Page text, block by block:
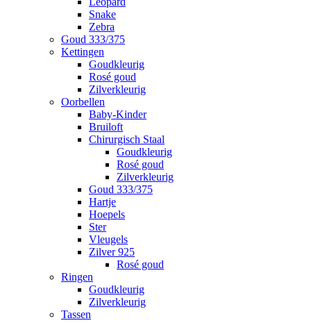
Snake
Zebra
Goud 333/375
Kettingen
Goudkleurig
Rosé goud
Zilverkleurig
Oorbellen
Baby-Kinder
Bruiloft
Chirurgisch Staal
Goudkleurig
Rosé goud
Zilverkleurig
Goud 333/375
Hartje
Hoepels
Ster
Vleugels
Zilver 925
Rosé goud
Ringen
Goudkleurig
Zilverkleurig
Tassen